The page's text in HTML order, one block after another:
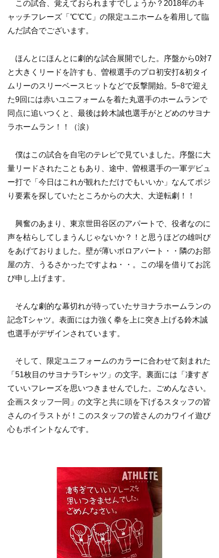
この試合、覚えておられますでしょうか？2018年のキ
ャッチフレーズ「℃℃℃」の限定ユニホームを着用して臨
んだ試合でございます。
ほんとにほんとに劇的な試合展開でした。序盤から0対7
と大きくリードを許すも、曽根選手のプロ初安打&初タイ
ムリーのスリーベースヒットなどで反撃開始。5−8で迎え
た9回には赤いユニフォームを着た丸選手のホームランで
同点に追いつくと、最後は鈴木誠也選手がとどめのサヨナ
ラホームラン！！（涙）
僕はこの試合を自宅のテレビで見ていました。序盤に大
量リードされたこともあり、途中、曽根選手の一軍デビュ
ー打で「今日はこれが観れただけでもいいか」なんてポジ
り要素を探していたところからの大大、大逆転劇！！
興奮のあまり、東京世田谷区のアパートで、役者なのに
声を枯らしてしまうんじゃないか？！と思うほどの雄叫び
をあげておりました。壁が薄いボロアパート・・隣のお部
屋の方、うるさかったですよね・・。この場を借りてお詫
び申し上げます。
そんな劇的な幕切れが待っていたサヨナラホームランの
記念Tシャツ。表面には力強く拳を上に突き上げる鈴木誠
也選手がデザインされています。
そして、限定ユニフォームのカラーに合わせて刻まれた
「51枚目のサヨナラTシャツ」の文字。裏面には「凄すぎ
ていいフレーズを思いつきませんでした。ごめんなさい。
企画スタッフ一同」の文字と共に頭を下げるスタッフの皆
さんのイラストが！このスタッフの皆さんのカワイイ遊び
心もポイントなんです。